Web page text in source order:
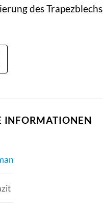
des Trapezblechs
INFORMATIONEN